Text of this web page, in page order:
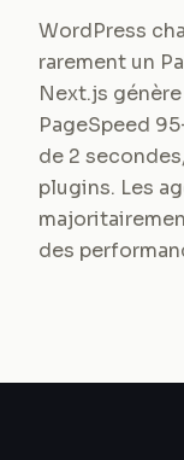
WordPress
rarement un
Next.js
PageSpeed
de 2
plugins. Les
des